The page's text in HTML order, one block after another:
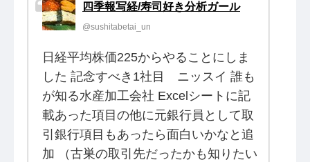
四季報写経/寿司好き分析ガール
@sushitabetai_un
日経平均株価225からやることにしま
した 記念すべき1社目 ニッスイ 誰も
が知る水産加工会社 Excelシートに記
載あった項目の他に元銀行員として取
引銀行項目もあったら面白いかなと追
加 （古巣の取引先だったかも知りたい